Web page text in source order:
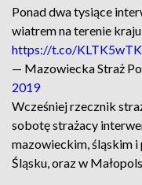
Ponad dwa tysiące
wiatrem na terenie kraju
https://t.co/
— Mazowiecka Straż
2019
Wcześniej rzecznik
sobotę strażacy
mazowieckim, śląskim i
Śląsku, oraz w